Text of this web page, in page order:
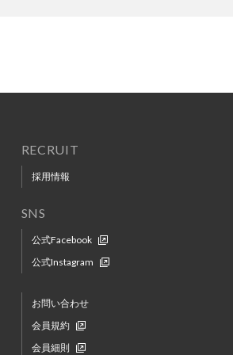
RECRUIT
採用情報
SNS
公式Facebook
公式Instagram
お問い合わせ
会員規約
会員細則